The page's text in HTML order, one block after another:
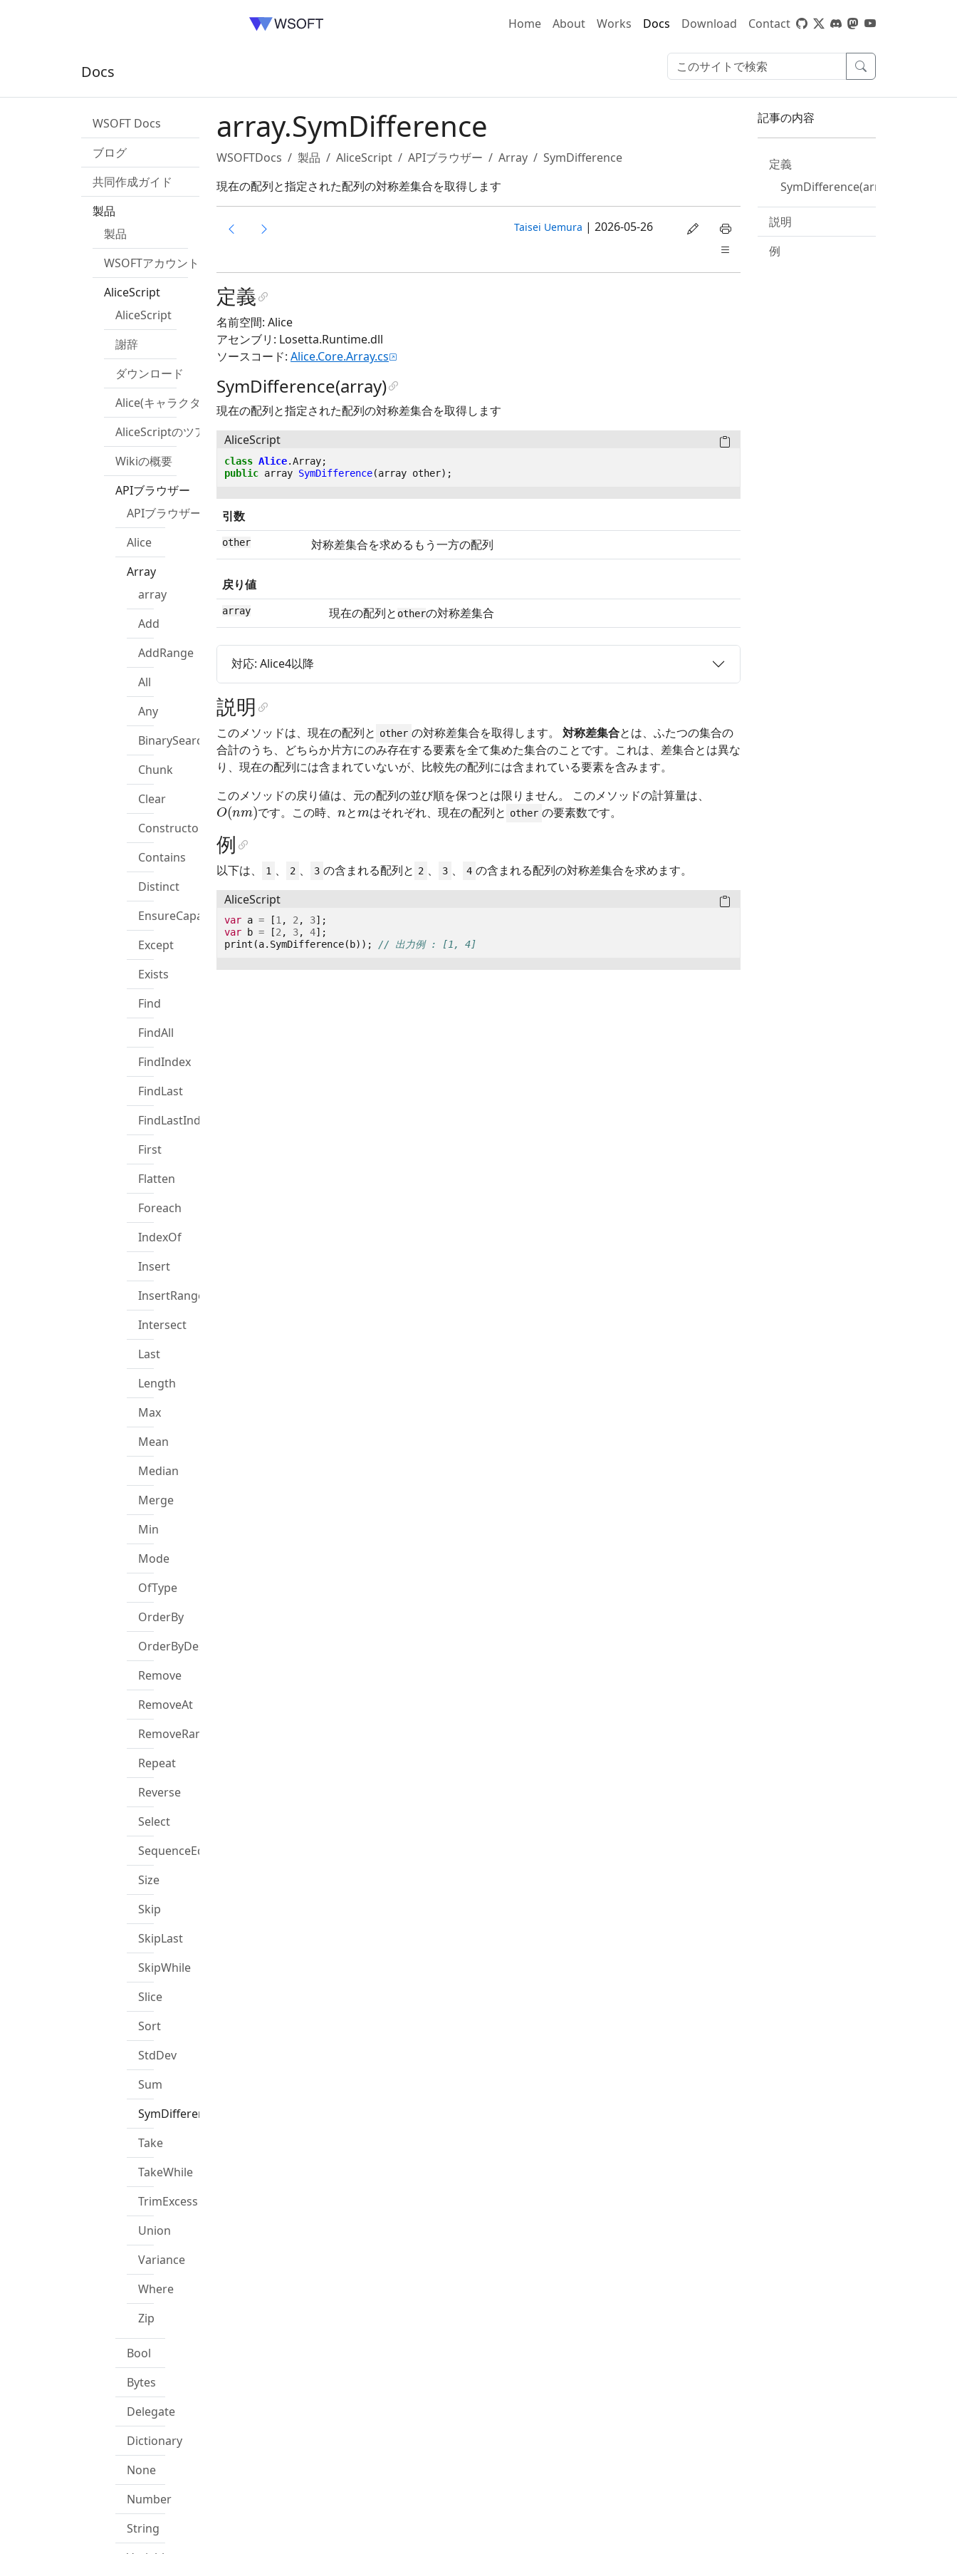
Home About Works Docs Download Contact
Docs
WSOFT Docs
ブログ
共同作成ガイド
製品
製品
WSOFTアカウント
AliceScript
AliceScript
謝辞
ダウンロード
Alice(キャラクター)
AliceScriptのツアー
Wikiの概要
APIブラウザー
APIブラウザー
Alice
Array
array
Add
AddRange
All
Any
BinarySearch
Chunk
Clear
Constructor
Contains
Distinct
EnsureCapacity
Except
Exists
Find
FindAll
FindIndex
FindLast
FindLastIndex
First
Flatten
Foreach
IndexOf
Insert
InsertRange
Intersect
Last
Length
Max
Mean
Median
Merge
Min
Mode
OfType
OrderBy
OrderByDescending
Remove
RemoveAt
RemoveRange
Repeat
Reverse
Select
SequenceEqual
Size
Skip
SkipLast
SkipWhile
Slice
Sort
StdDev
Sum
SymDifference
Take
TakeWhile
TrimExcess
Union
Variance
Where
Zip
Bool
Bytes
Delegate
Dictionary
None
Number
String
記事の内容
定義
SymDifference(array)
説明
例
array.SymDifference
WSOFTDocs 製品 AliceScript APIブラウザー Array
SymDifference
現在の配列と指定された配列の対称差集合を取得します
Taisei Uemura | 2026-05-26
定義
名前空間: Alice
アセンブリ: Losetta.Runtime.dll
ソースコード: Alice.Core.Array.cs
SymDifference(array)
現在の配列と指定された配列の対称差集合を取得します
AliceScript
class Alice.Array;
public array SymDifference(array other);
引数
other 対称差集合を求めるもう一方の配列
戻り値
array 現在の配列と otherの対称差集合
対応: Alice4以降
説明
このメソッドは、現在の配列と other の対称差集合を取得します。 対称差集合とは、ふたつの集合の
合計のうち、どちらか片方にのみ存在する要素を全て集めた集合のことです。これは、差集合とは異な
り、現在の配列には含まれていないが、比較先の配列には含まれている要素を含みます。
このメソッドの戻り値は、元の配列の並び順を保つとは限りません。 このメソッドの計算量は、
O(nm )
です。この時、
n
と
m
はそれぞれ、現在の配列と other の要素数です。
例
以下は、 1 、 2 、 3 の含まれる配列と 2 、 3 、 4 の含まれる配列の対称差集合を求めます。
AliceScript
var a = [1, 2, 3];
var
b = [2, 3, 4];
print (a. SymDifference( b)); // 出力例 : [1, 4]